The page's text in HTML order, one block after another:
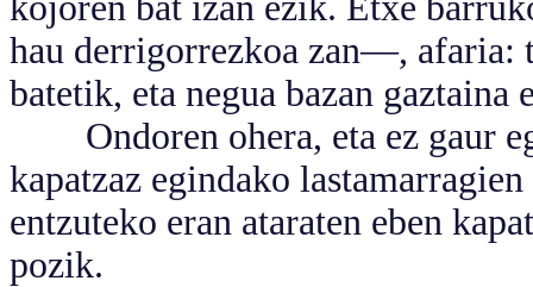
hau derrigorrezkoa zan—, afaria:
batetik, eta negua bazan
Ondoren ohera, eta ez gaur
kapatzaz egindako
entzuteko eran ataraten eben
pozik.